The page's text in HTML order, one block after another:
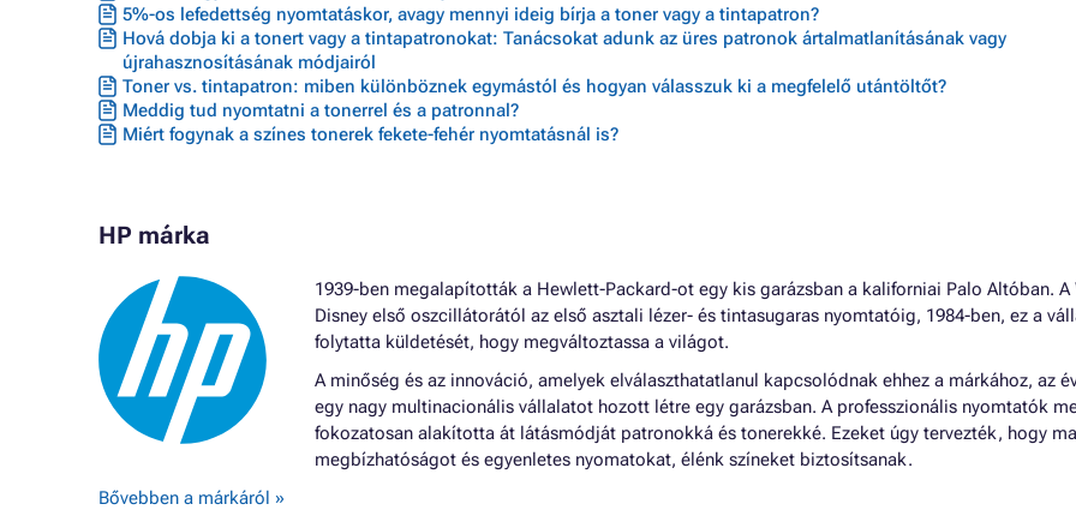
5%-os lefedettség nyomtatáskor, avagy mennyi ideig bírja a toner vagy a tintapatron?
Hová dobja ki a tonert vagy a tintapatronokat: Tanácsokat adunk az üres patronok ártalmatlanításának vagy
újrahasznosításának módjairól
Toner vs. tintapatron: miben különböznek egymástól és hogyan válasszuk ki a megfelelő utántöltőt?
Meddig tud nyomtatni a tonerrel és a patronnal?
Miért fogynak a színes tonerek fekete-fehér nyomtatásnál is?
HP márka
1939-ben megalapították a Hewlett-Packard-ot egy kis garázsban a kaliforniai Palo Altóban. A
Disney első oszcillátorától az első asztali lézer- és tintasugaras nyomtatóig, 1984-ben, ez a
folytatta küldetését, hogy megváltoztassa a világot.
A minőség és az innováció, amelyek elválaszthatatlanul kapcsolódnak ehhez a márkához, az
egy nagy multinacionális vállalatot hozott létre egy garázsban. A professzionális nyomtatók
fokozatosan alakította át látásmódját patronokká és tonerekké. Ezeket úgy tervezték, hogy
megbízhatóságot és egyenletes nyomatokat, élénk színeket biztosítsanak.
Bővebben a márkáról »